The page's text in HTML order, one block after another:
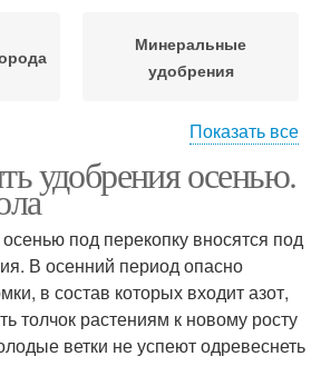
Минеральные
удобрения
Фосфорное удобрение
Азотные удобрения
Показать все
удобрения осенью.
под перекопку вносятся под
В осенний период опасно
в состав которых входит азот,
толчок растениям к новому росту
ветки не успеют одревеснеть